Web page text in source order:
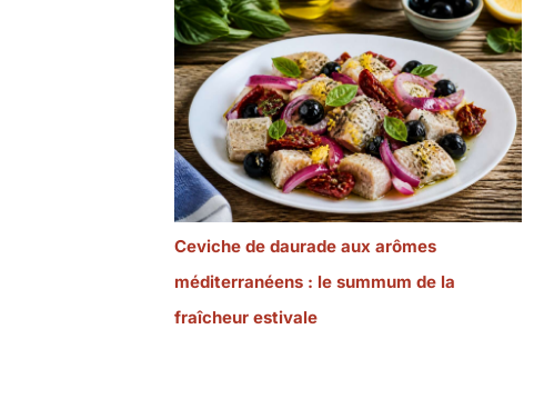
Ceviche de daurade aux arômes
méditerranéens : le summum de la
fraîcheur estivale